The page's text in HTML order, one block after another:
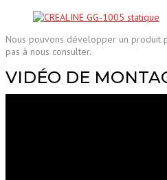
Nous pouvons développer un produit
pas à nous consulter.
VIDÉO DE